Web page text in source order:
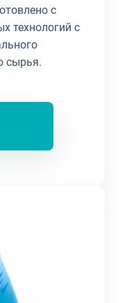
с
технологий с
сырья.